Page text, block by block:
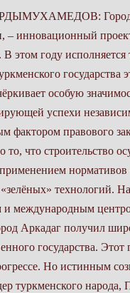
городов международные эксперты рекомендовали продвигать достижения города Аркадаг на региональном и глобальном уровне в качестве потенциальной передовой практики. Как известно, Постановление Президента о строительстве нового города в одном из прекрасных уголков нашей страны на территории более одной тысячи гектаров, было подписано 4 марта 2019 года. Официальная закладка города состоялась 10 апреля 2019 года. С закладки первых объектов город Аркадаг демонстрирует впечатляющие темпы строительства. В 2023 году завершилось строительство первого этапа, а это 336 объектов. Введённые в эксплуатацию современные школы и детские сады, педагогическая, медицинская и школа искусств, Международная академия коневодства имени Аба Аннаева, все оснащённые передовым оборудованием, закладывают основу для формирования нового поколения образованных молодых людей. Многофункциональные медицинские учреждения, использующие последние достижения в области диагностики и лечения, обес¬печивают высокий уровень заботы о здоровье жителей. Важной составляющей социальной структуры города Аркадаг являются Детский оздоровительно-реабилитационный центр имени Гурбангулы Бердымухамедова, включающий два детских сада и оздоровительно-реабилитационное отделение. В административном корпусе Детского оздоровительно-реабилитационного центра располагается штаб-квартира и главный офис Благотворительного фонда по оказанию помощи нуждающимся в опеке детям имени Гурбангулы Бердымухамедова. Особое внимание в городе Аркадаг уделяется развитию культурного и духовного потенциала. Открытые Дворец Рухыет, театр, музей, библиотека, цирк и другие культурные объекты стали центрами притяжения для жителей и гостей города, способствуя сохранению и приумножению национального культурного наследия. Спортивные объекты мирового уровня, от стандартных стадионов до специализированных комп¬лексов, создают все условия для развития физической культуры и